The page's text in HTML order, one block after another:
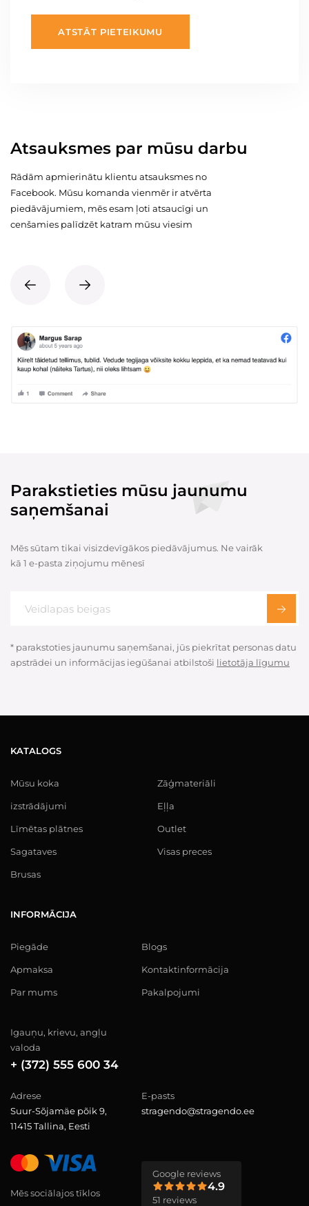
ATSTĀT PIETEIKUMU
Atsauksmes par mūsu darbu
Rādām apmierinātu klientu atsauksmes no
Facebook. Mūsu komanda vienmēr ir atvērta
piedāvājumiem, mēs esam ļoti atsaucīgi un
cenšamies palīdzēt katram mūsu viesim
Parakstieties mūsu jaunumu
saņemšanai
Mēs sūtam tikai visizdevīgākos piedāvājumus. Ne vairāk
kā 1 e-pasta ziņojumu mēnesī
* parakstoties jaunumu saņemšanai, jūs piekrītat personas datu
apstrādei un informācijas iegūšanai atbilstoši lietotāja līgumu
KATALOGS
Mūsu koka
izstrādājumi
Līmētas plātnes
Sagataves
Brusas
Zāģmateriāli
Eļļa
Outlet
Visas preces
INFORMĀCIJA
Piegāde
Apmaksa
Par mums
Blogs
Kontaktinformācija
Pakalpojumi
Igauņu, krievu, angļu
valoda
+ (372) 555 600 34
Adrese
Suur-Sõjamäe põik 9,
11415 Tallina, Eesti
E-pasts
stragendo@stragendo.ee
Mēs sociālajos tīklos
Google reviews
4.9
51 reviews